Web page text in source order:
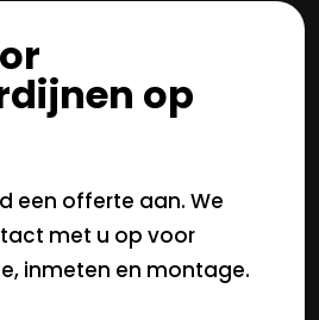
op
een offerte aan. We
met u op voor
inmeten en montage.